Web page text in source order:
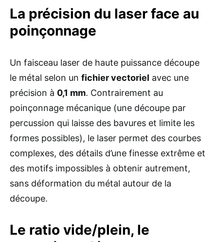
La précision du laser face au
poinçonnage
Un faisceau laser de haute puissance découpe
le métal selon un fichier vectoriel avec une
précision à 0,1 mm. Contrairement au
poinçonnage mécanique (une découpe par
percussion qui laisse des bavures et limite les
formes possibles), le laser permet des courbes
complexes, des détails d’une finesse extrême et
des motifs impossibles à obtenir autrement,
sans déformation du métal autour de la
découpe.
Le ratio vide/plein, le